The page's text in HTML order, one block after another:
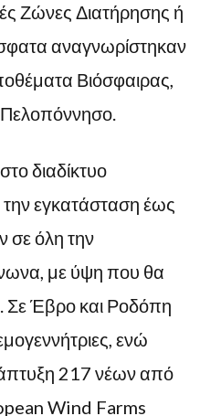
Ζώνες Διατήρησης ή
αναγνωρίστηκαν
Βιόσφαιρας,
διαδίκτυο
εγκατάσταση έως
σε όλη την
με ύψη που θα
Σε Έβρο και Ροδόπη
ενώ
217 νέων από
Wind Farms